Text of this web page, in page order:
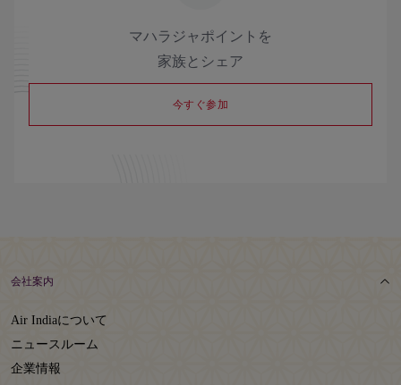
マハラジャポイントを
家族とシェア
今すぐ参加
会社案内
Air Indiaについて
ニュースルーム
企業情報